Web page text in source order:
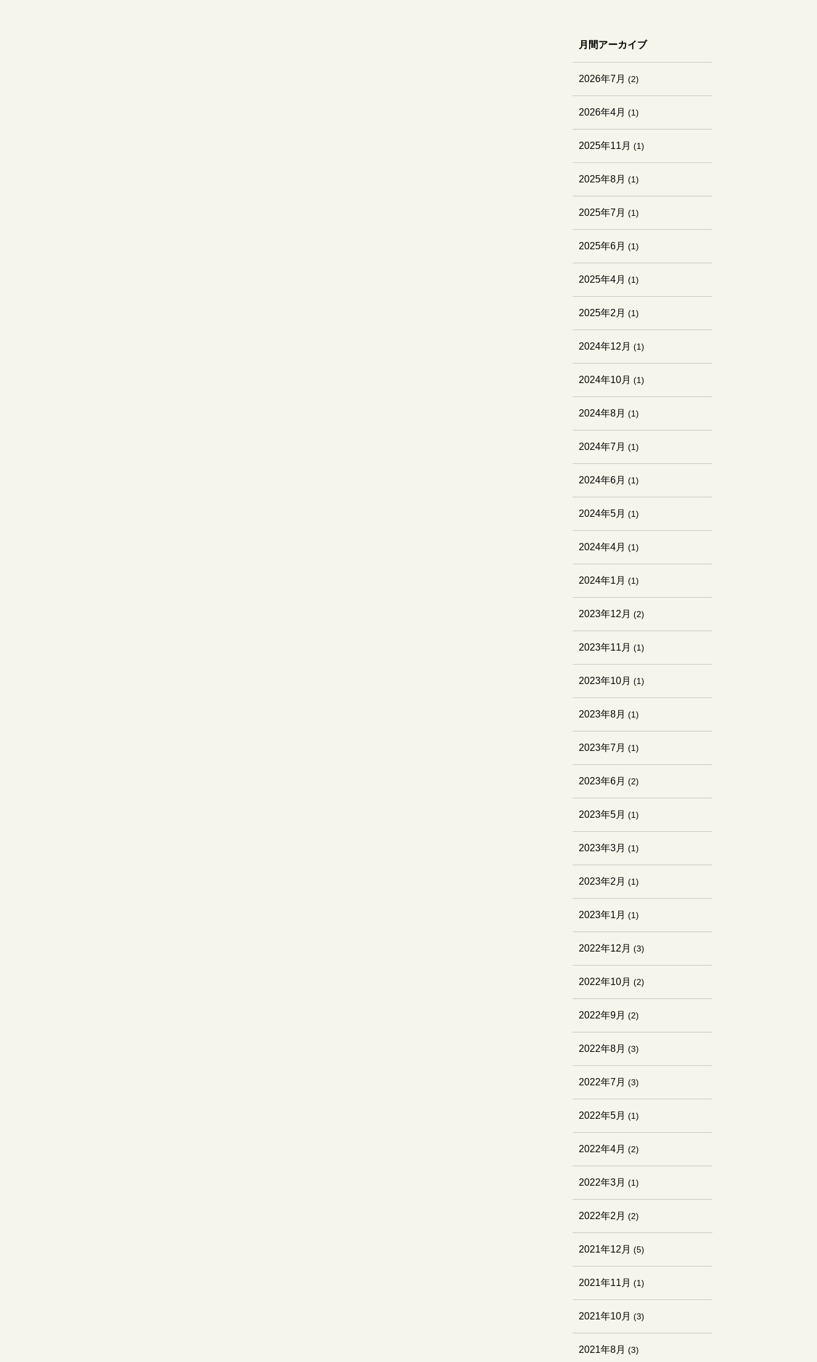
月間アーカイブ
2026年7月 (2)
2026年4月 (1)
2025年11月 (1)
2025年8月 (1)
2025年7月 (1)
2025年6月 (1)
2025年4月 (1)
2025年2月 (1)
2024年12月 (1)
2024年10月 (1)
2024年8月 (1)
2024年7月 (1)
2024年6月 (1)
2024年5月 (1)
2024年4月 (1)
2024年1月 (1)
2023年12月 (2)
2023年11月 (1)
2023年10月 (1)
2023年8月 (1)
2023年7月 (1)
2023年6月 (2)
2023年5月 (1)
2023年3月 (1)
2023年2月 (1)
2023年1月 (1)
2022年12月 (3)
2022年10月 (2)
2022年9月 (2)
2022年8月 (3)
2022年7月 (3)
2022年5月 (1)
2022年4月 (2)
2022年3月 (1)
2022年2月 (2)
2021年12月 (5)
2021年11月 (1)
2021年10月 (3)
2021年8月 (3)